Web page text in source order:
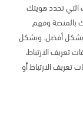
التي تحدد هويتك
بالمنصة وفهم
بشكل أفضل. وبشكل
تعريف الارتباط،
الارتباط أو